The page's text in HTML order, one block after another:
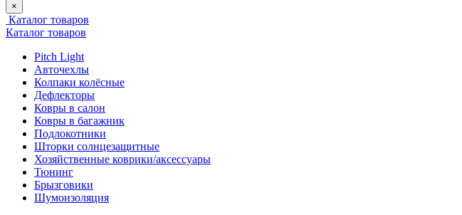
×
Каталог товаров
Каталог товаров
Pitch Light
Авточехлы
Колпаки колёсные
Дефлекторы
Ковры в салон
Ковры в багажник
Подлокотники
Шторки солнцезащитные
Хозяйственные коврики/аксессуары
Тюнинг
Брызговики
Шумоизоляция